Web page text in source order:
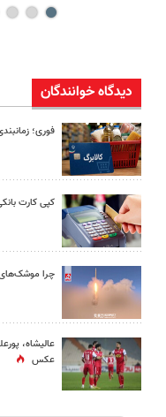
دیدگاه خوانندگان
فوری؛
کپی کارت بانکی ۱۲۰۰ شهروند تهرانی در میدان میوه و
چرا
عالیشاه،
عکس